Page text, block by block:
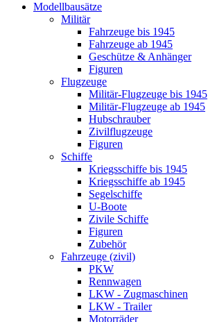
Modellbausätze
Militär
Fahrzeuge bis 1945
Fahrzeuge ab 1945
Geschütze & Anhänger
Figuren
Flugzeuge
Militär-Flugzeuge bis 1945
Militär-Flugzeuge ab 1945
Hubschrauber
Zivilflugzeuge
Figuren
Schiffe
Kriegsschiffe bis 1945
Kriegsschiffe ab 1945
Segelschiffe
U-Boote
Zivile Schiffe
Figuren
Zubehör
Fahrzeuge (zivil)
PKW
Rennwagen
LKW - Zugmaschinen
LKW - Trailer
Motorräder